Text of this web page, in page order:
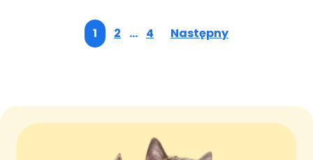
1 2 … 4 Następny